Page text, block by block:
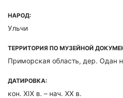
НАРОД:
Ульчи
ТЕРРИТОРИЯ ПО МУЗЕЙНОЙ
Приморская область, дер. Одан
ДАТИРОВКА:
кон. XIX в. – нач. XX в.